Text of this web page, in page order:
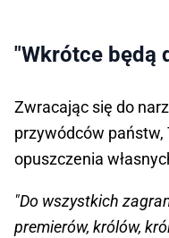
"Wkrótce będą
Zwracając się do
przywódców państw,
opuszczenia
"Do wszystkich
premierów, królów,